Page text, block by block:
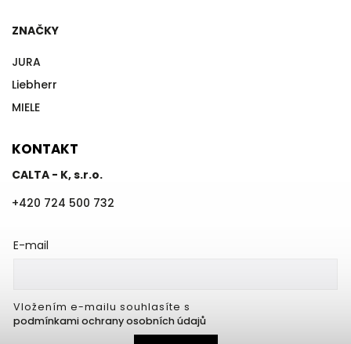
ZNAČKY
JURA
Liebherr
MIELE
KONTAKT
CALTA - K, s.r.o.
+420 724 500 732
E-mail
Vložením e-mailu souhlasíte s
podmínkami ochrany osobních údajů